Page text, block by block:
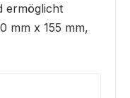
ermöglicht
mm x 155 mm,